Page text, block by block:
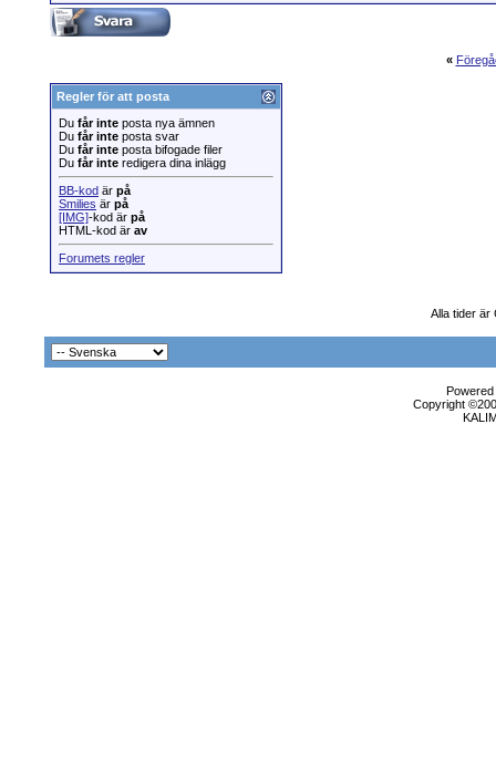
«
Regler för att posta
Du får inte posta nya ämnen
Du får inte posta svar
Du får inte posta bifogade filer
Du får inte redigera dina inlägg
BB-kod är på
Smilies är på
[IMG]-kod är på
HTML-kod är av
Forumets regler
Alla tider är
Copyright